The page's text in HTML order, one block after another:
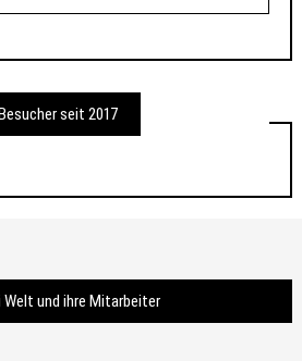
seit 2017
Welt und ihre Mitarbeiter